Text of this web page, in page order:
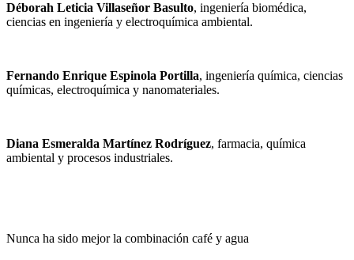
Déborah Leticia Villaseñor Basulto, ingeniería biomédica,
ciencias en ingeniería y electroquímica ambiental.
Fernando Enrique Espinola Portilla, ingeniería química, ciencias
químicas, electroquímica y nanomateriales.
Diana Esmeralda Martínez Rodríguez, farmacia, química
ambiental y procesos industriales.
Nunca ha sido mejor la combinación café y agua